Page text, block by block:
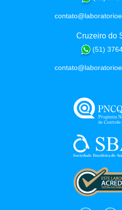
Cruzeiro do
(51)